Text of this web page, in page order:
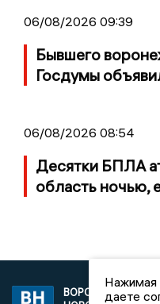
06/08/2026 09:39
Бывшего
Госдумы
06/08/2026 08:54
Десятки БПЛА
область ночью,
ВОРОНЕЖСКИЕ
Нажимая
даете